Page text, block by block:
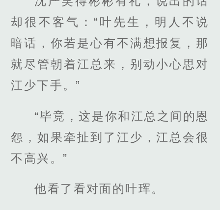
却很不客气：“叶先生，明人不说
暗话，你若是心有不满想报复，那
就尽管朝着江总来，别动小心思对
江少下手。”
“毕竟，这是你和江总之间的恩
怨，如果牵扯到了江少，江总会很
不高兴。”
他看了看对面的叶珲。